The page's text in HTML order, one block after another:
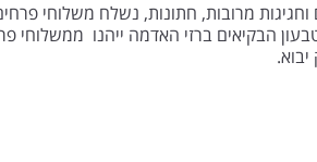
מרובות, חתונות, נשלח משלוחי
הבקיאים ברזי האדמה ייהנו